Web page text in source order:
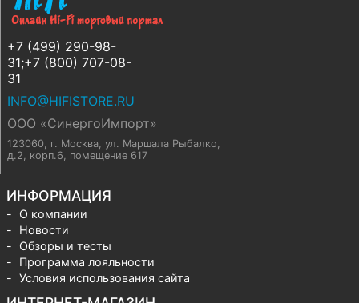
+7 (499) 290-98-
31;+7 (800) 707-08-
31
INFO@HIFISTORE.RU
ООО «СинергоИмпорт»
123060, г. Москва, ул. Маршала Рыбалко,
д.2, корп.6, помещение 617
ИНФОРМАЦИЯ
О компании
Новости
Обзоры и тесты
Программа лояльности
Условия использования сайта